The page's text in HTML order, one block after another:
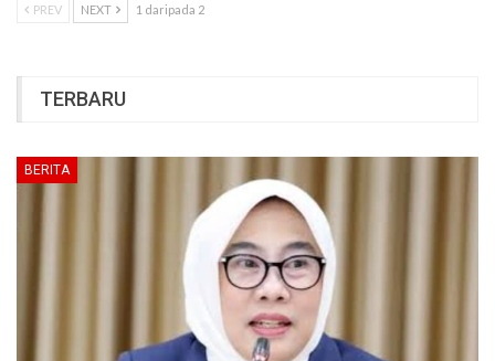
PREV NEXT 1 daripada 2
TERBARU
BERITA